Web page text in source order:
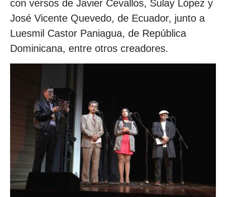
con versos de Javier Cevallos, Sulay López y
José Vicente Quevedo, de Ecuador, junto a
Luesmil Castor Paniagua, de República
Dominicana, entre otros creadores.